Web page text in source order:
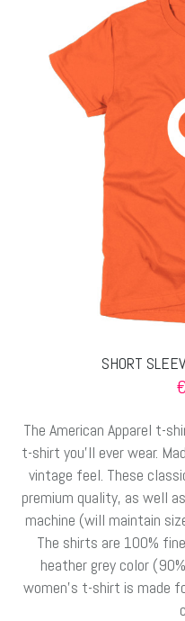
SHORT
€
The American Apparel t-
t-shirt you’ll ever wear.
vintage feel. These
premium quality, as well
machine (will maintain
The shirts are 100%
heather grey color
women’s t-shirt is made